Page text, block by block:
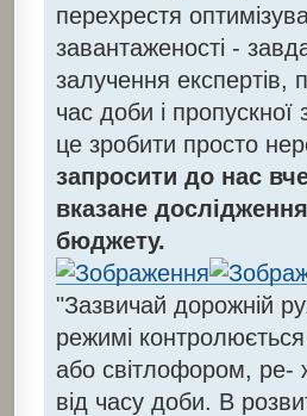
перехрестя
завантаженості -
залучення експертів,
час доби і пропускної
це зробити просто
запросити до нас
вказане
бюджету.
"Зазвичай дорожній
режимі
або світлофором, ре-
від часу доби. В